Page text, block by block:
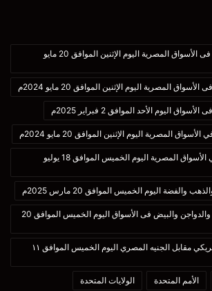
أسعار الحديد والأسمنت فى الأسواق المصرية اليوم الإثنين الموافق 20 مايو
المصرية اليوم الإثنين الموافق 20 مايو 2024م
اليوم الأحد الموافق 2 فبراير 2025م
المصرية اليوم الإثنين الموافق 20 مايو 2024م
أسعار الذهب والفضة في الأسواق المصرية اليوم الخميس الموافق 18 يوليو
والفضة اليوم الخميس الموافق 20 مارس 2025م
أسعار اللحوم والأسماك والدواجن والبيض فى الأسواق اليوم الخميس الموافق 20
أسعار صرف الدولار الأمريكي مقابل الجنيه المصري اليوم الخميس الموافق ١١
الأمم المتحدة الولايات المتحدة